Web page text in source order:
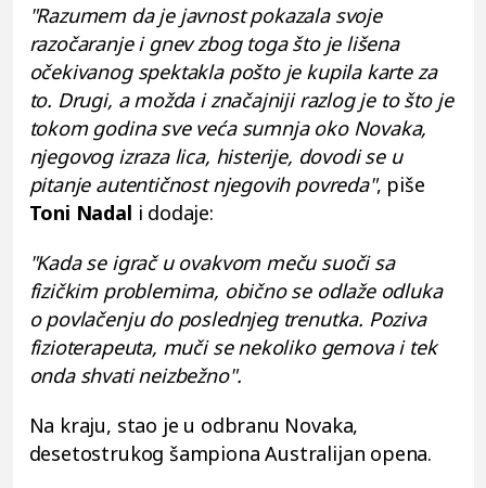
"Razumem da je javnost pokazala svoje
razočaranje i gnev zbog toga što je lišena
očekivanog spektakla pošto je kupila karte za
to. Drugi, a možda i značajniji razlog je to što je
tokom godina sve veća sumnja oko Novaka,
njegovog izraza lica, histerije, dovodi se u
pitanje autentičnost njegovih povreda", piše
Toni Nadal i dodaje:
"Kada se igrač u ovakvom meču suoči sa
fizičkim problemima, obično se odlaže odluka
o povlačenju do poslednjeg trenutka. Poziva
fizioterapeuta, muči se nekoliko gemova i tek
onda shvati neizbežno".
Na kraju, stao je u odbranu Novaka,
desetostrukog šampiona Australijan opena.